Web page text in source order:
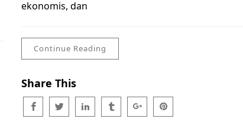
ekonomis, dan
Continue Reading
Share This